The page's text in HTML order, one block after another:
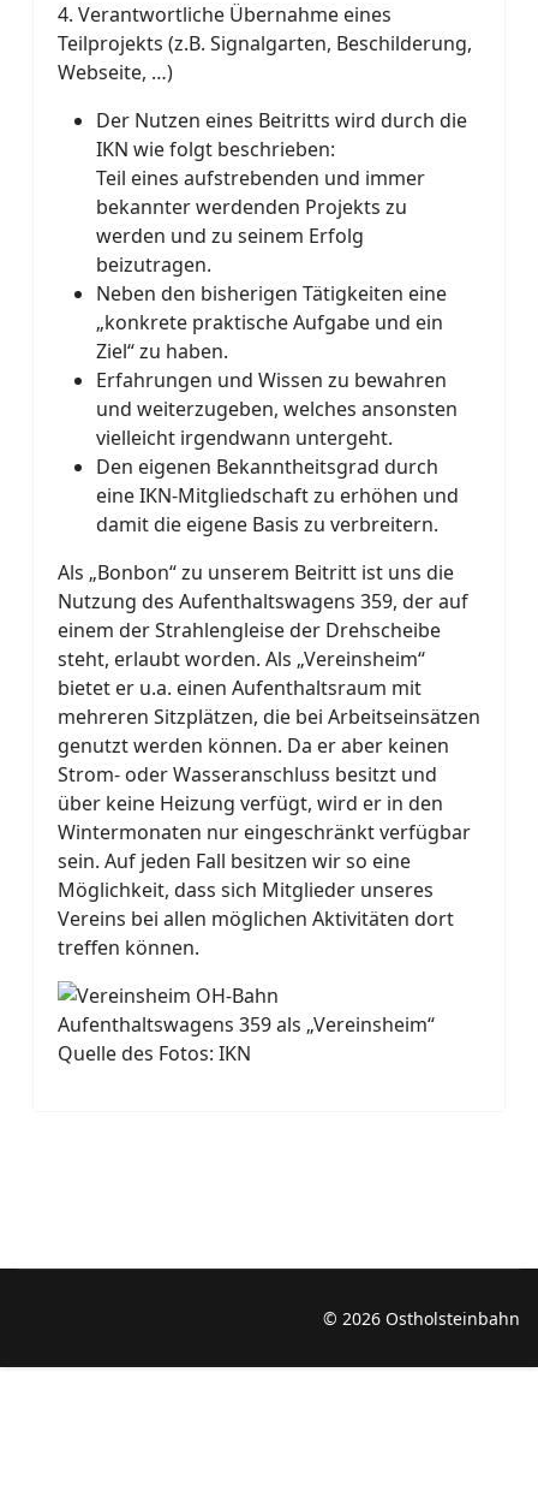
4. Verantwortliche Übernahme eines
Teilprojekts (z.B. Signalgarten, Beschilderung,
Webseite, …)
Der Nutzen eines Beitritts wird durch die
IKN wie folgt beschrieben:
Teil eines aufstrebenden und immer
bekannter werdenden Projekts zu
werden und zu seinem Erfolg
beizutragen.
Neben den bisherigen Tätigkeiten eine
„konkrete praktische Aufgabe und ein
Ziel“ zu haben.
Erfahrungen und Wissen zu bewahren
und weiterzugeben, welches ansonsten
vielleicht irgendwann untergeht.
Den eigenen Bekanntheitsgrad durch
eine IKN-Mitgliedschaft zu erhöhen und
damit die eigene Basis zu verbreitern.
Als „Bonbon“ zu unserem Beitritt ist uns die
Nutzung des Aufenthaltswagens 359, der auf
einem der Strahlengleise der Drehscheibe
steht, erlaubt worden. Als „Vereinsheim“
bietet er u.a. einen Aufenthaltsraum mit
mehreren Sitzplätzen, die bei Arbeitseinsätzen
genutzt werden können. Da er aber keinen
Strom- oder Wasseranschluss besitzt und
über keine Heizung verfügt, wird er in den
Wintermonaten nur eingeschränkt verfügbar
sein. Auf jeden Fall besitzen wir so eine
Möglichkeit, dass sich Mitglieder unseres
Vereins bei allen möglichen Aktivitäten dort
treffen können.
Aufenthaltswagens 359 als „Vereinsheim“
Quelle des Fotos: IKN
© 2026 Ostholsteinbahn